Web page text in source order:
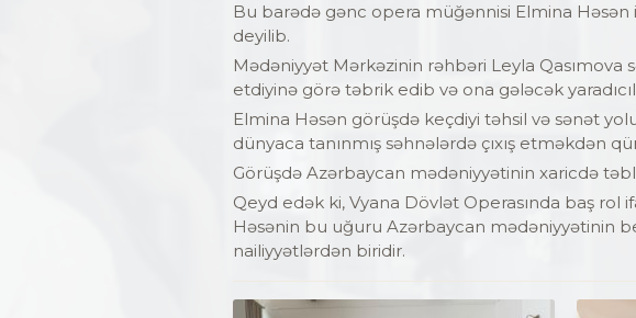
Bu barədə gənc opera müğənnisi Elmina
deyilib.
Mədəniyyət Mərkəzinin rəhbəri Leyla
etdiyinə görə təbrik edib və ona gələcək
Elmina Həsən görüşdə keçdiyi təhsil və sənət
dünyaca tanınmış səhnələrdə çıxış etməkdən
Görüşdə Azərbaycan mədəniyyətinin xaricdə
Qeyd edək ki, Vyana Dövlət Operasında baş
Həsənin bu uğuru Azərbaycan mədəniyyətinin
nailiyyətlərdən biridir.